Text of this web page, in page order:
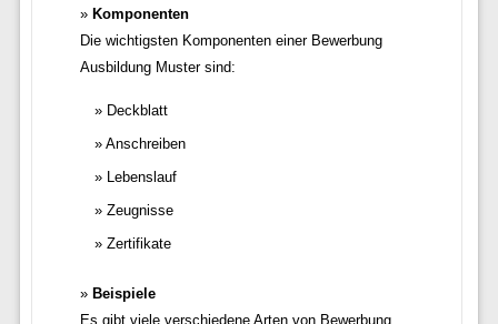
Komponenten
Die wichtigsten Komponenten einer Bewerbung
Ausbildung Muster sind:
Deckblatt
Anschreiben
Lebenslauf
Zeugnisse
Zertifikate
Beispiele
Es gibt viele verschiedene Arten von Bewerbung